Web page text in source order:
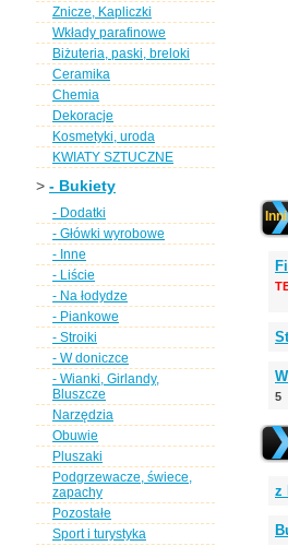
Znicze, Kapliczki
Wkłady parafinowe
Biżuteria, paski, breloki
Ceramika
Chemia
Dekoracje
Kosmetyki, uroda
KWIATY SZTUCZNE
> - Bukiety
- Dodatki
- Główki wyrobowe
- Inne
- Liście
- Na łodydze
- Piankowe
- Stroiki
- W doniczce
- Wianki, Girlandy,
Bluszcze
Narzędzia
Obuwie
Pluszaki
Podgrzewacze, świece,
zapachy
Pozostałe
Sport i turystyka
5
z